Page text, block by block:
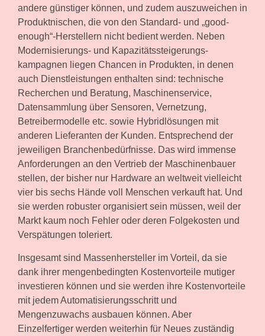
andere günstiger können, und zudem auszuweichen in
Produktnischen, die von den Standard- und „good-
enough“-Herstellern nicht bedient werden. Neben
Modernisierungs- und Kapazitäts­steigerungs­
kampagnen liegen Chancen in Produkten, in denen
auch Dienstleistungen enthalten sind: technische
Recherchen und Beratung, Maschinenservice,
Datensammlung über Sensoren, Vernetzung,
Betreibermodelle etc. sowie Hybridlösungen mit
anderen Lieferanten der Kunden. Entsprechend der
jeweiligen Branchenbedürfnisse. Das wird immense
Anforderungen an den Vertrieb der Maschinenbauer
stellen, der bisher nur Hardware an weltweit vielleicht
vier bis sechs Hände voll Menschen verkauft hat. Und
sie werden robuster organisiert sein müssen, weil der
Markt kaum noch Fehler oder deren Folgekosten und
Verspätungen toleriert.
Insgesamt sind Massenhersteller im Vorteil, da sie
dank ihrer mengenbedingten Kostenvorteile mutiger
investieren können und sie werden ihre Kostenvorteile
mit jedem Automatisierungsschritt und
Mengenzuwachs ausbauen können. Aber
Einzelfertiger werden weiterhin für Neues zuständig